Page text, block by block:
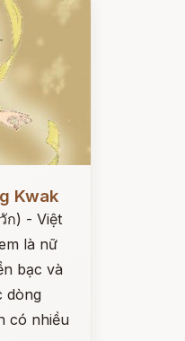
Kwak
ก) - Việt
là nữ
bạc và
dòng
có nhiều